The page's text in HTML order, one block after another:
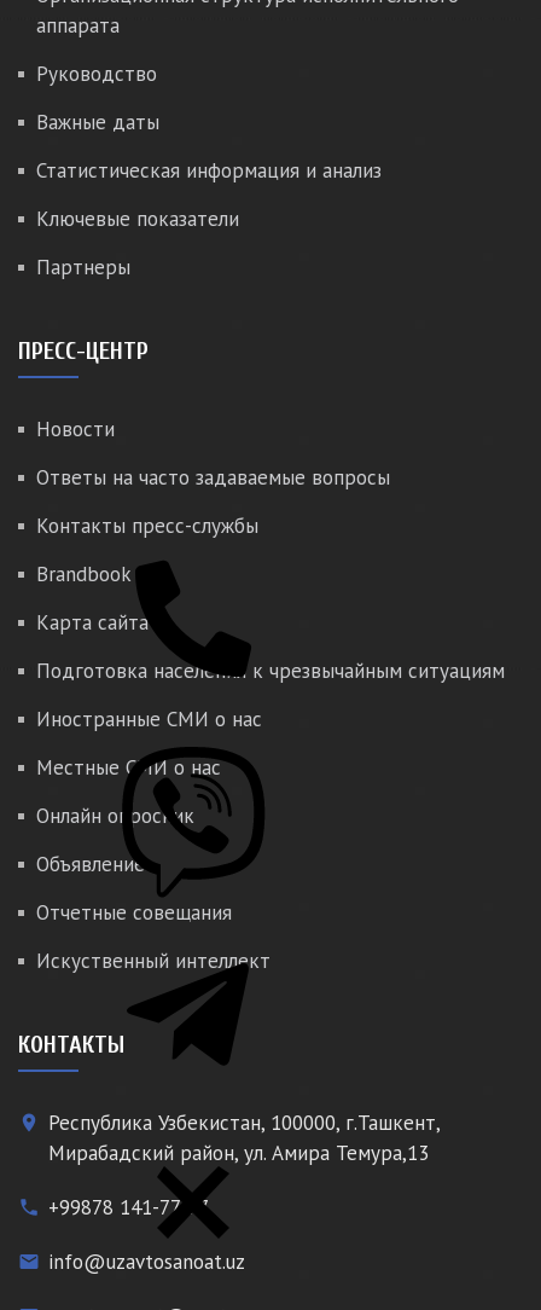
аппарата
Руководство
Важные даты
Статистическая информация и анализ
Ключевые показатели
Партнеры
ПРЕСС-ЦЕНТР
Новости
Ответы на часто задаваемые вопросы
Контакты пресс-службы
Brandbook
Карта сайта
Подготовка населения к чрезвычайным ситуациям
Иностранные СМИ о нас
Местные СМИ о нас
Онлайн опросник
Объявление
Отчетные совещания
Искуственный интеллект
КОНТАКТЫ
place
Республика Узбекистан, 100000, г.Ташкент,
Мирабадский район, ул. Амира Темура,13
phone +99878 141-77-77
email info@uzavtosanoat.uz